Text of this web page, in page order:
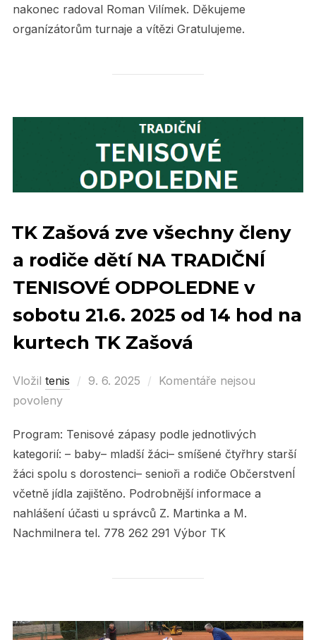
nakonec radoval Roman Vilímek. Děkujeme
organízátorům turnaje a vítězi Gratulujeme.
TK Zašová zve všechny členy
a rodiče dětí NA TRADIČNÍ
TENISOVÉ ODPOLEDNE v
sobotu 21.6. 2025 od 14 hod na
kurtech TK Zašová
Vložil tenis
Posted
9. 6. 2025
Komentáře nejsou
povoleny
Program: Tenisové zápasy podle jednotlivých
kategorií: – baby– mladší žáci– smíšené čtyřhry starší
žáci spolu s dorostenci– senioři a rodiče ObčerstvenÍ
včetně jídla zajištěno. Podrobnější informace a
nahlášení účasti u správců Z. Martinka a M.
Nachmilnera tel. 778 262 291 Výbor TK